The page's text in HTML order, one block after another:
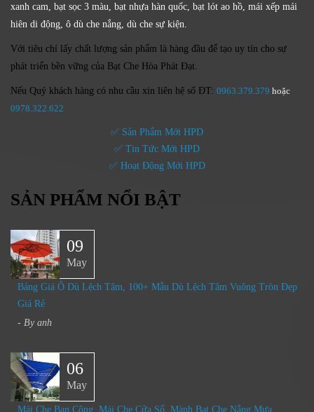
xanh cam, bạt sọc 3 màu, bạt nhựa hàn quốc, bạt lót ao hồ, mái xếp mái
hiên di động, ô dù che nắng, dù che sự kiện.
Với tiêu chí lấy chất lượng sản phẩm là hàng đầu để tạo uy tín cho sự
phát triển bền vững của Bạt Che Hòa Phát Đạt.
Nếu Quý khách hàng có nhu cầu xin liên hệ số ĐT: 0963.379.379 hoặc
0978.322.622
✅ Sản Phẩm Mới HPD
✅ Tin Tức Mới HPD
✅ Hoạt Động Mới HPD
SẢN PHẨM NỔI BẬT
09
May
Bảng Giá Ô Dù Lệch Tâm, 100+ Mẫu Dù Lệch Tâm Vuông Tròn Đẹp
Giá Rẻ
- By anh
06
May
Mái Che Ban Công, Mái Che Cửa Sổ, Mành Bạt Che Nắng Mưa